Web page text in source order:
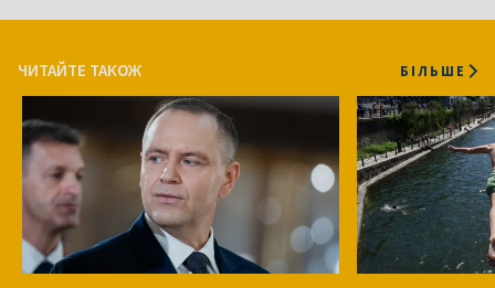
ЧИТАЙТЕ ТАКОЖ БІЛЬШЕ